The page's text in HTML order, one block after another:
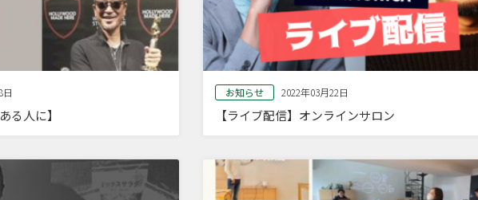
日
る人に】
お知らせ 2022年03月22日
【ライブ配信】オンラインサロン